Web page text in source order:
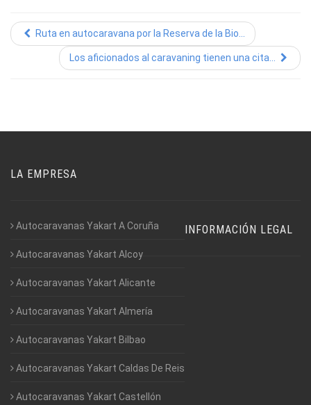
Ruta en autocaravana por la Reserva de la Bio...
Los aficionados al caravaning tienen una cita...
LA EMPRESA
Autocaravanas Yakart A Coruña
Autocaravanas Yakart Alcoy
Autocaravanas Yakart Alicante
Autocaravanas Yakart Almería
Autocaravanas Yakart Bilbao
Autocaravanas Yakart Caldas De Reis
Autocaravanas Yakart Castellón
INFORMACIÓN LEGAL